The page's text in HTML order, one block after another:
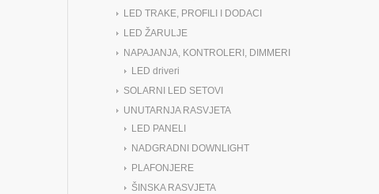
LED TRAKE, PROFILI I DODACI
LED ŽARULJE
NAPAJANJA, KONTROLERI, DIMMERI
LED driveri
SOLARNI LED SETOVI
UNUTARNJA RASVJETA
LED PANELI
NADGRADNI DOWNLIGHT
PLAFONJERE
ŠINSKA RASVJETA